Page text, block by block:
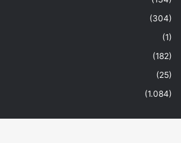
(304)
(1)
(182)
(25)
(1.084)